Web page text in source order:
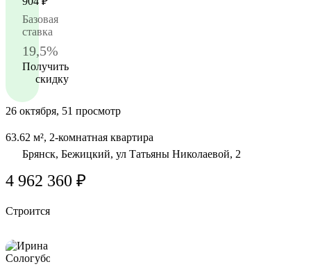
Базовая
ставка
19,5%
Получить
скидку
26 октября, 51 просмотр
63.62 м², 2-комнатная квартира
Брянск, Бежицкий, ул Татьяны Николаевой, 2
4 962 360 ₽
Строится